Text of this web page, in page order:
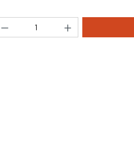
Produkt Anzahl: Gib den